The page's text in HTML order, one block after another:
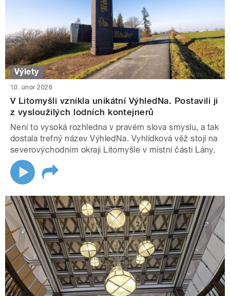
Výlety
10. únor 2026
V Litomyšli vznikla unikátní VýhledNa. Postavili ji
z vysloužilých lodních kontejnerů
Není to vysoká rozhledna v pravém slova smyslu, a tak
dostala trefný název VýhledNa. Vyhlídková věž stojí na
severovýchodním okraji Litomyšle v místní části Lány.